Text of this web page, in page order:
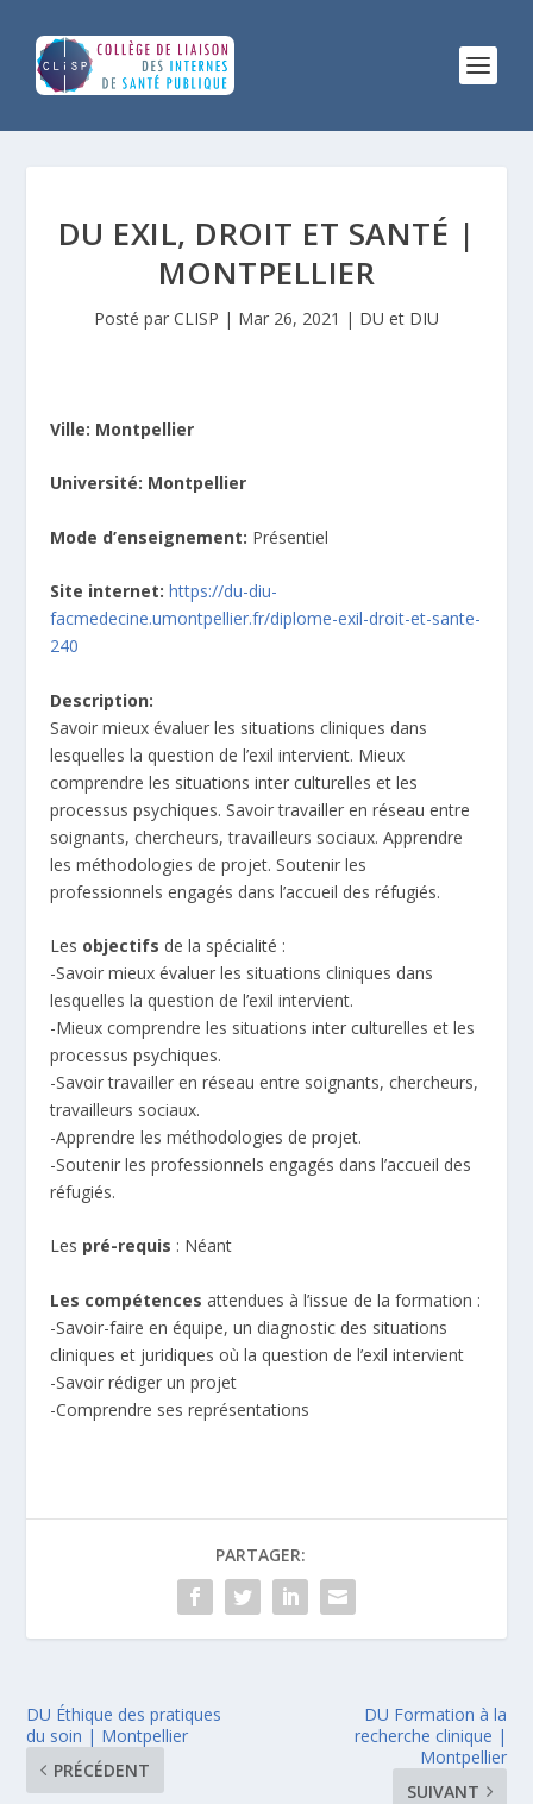
DU EXIL, DROIT ET SANTÉ |
MONTPELLIER
Posté par CLISP | Mar 26, 2021 | DU et DIU
Ville: Montpellier
Université: Montpellier
Mode d’enseignement: Présentiel
Site internet:https://du-diu-
facmedecine.umontpellier.fr/diplome-exil-droit-et-sante-
240
Description:
Savoir mieux évaluer les situations cliniques dans
lesquelles la question de l’exil intervient. Mieux
comprendre les situations inter culturelles et les
processus psychiques. Savoir travailler en réseau entre
soignants, chercheurs, travailleurs sociaux. Apprendre
les méthodologies de projet. Soutenir les
professionnels engagés dans l’accueil des réfugiés.
Les objectifs de la spécialité :
-Savoir mieux évaluer les situations cliniques dans
lesquelles la question de l’exil intervient.
-Mieux comprendre les situations inter culturelles et les
processus psychiques.
-Savoir travailler en réseau entre soignants, chercheurs,
travailleurs sociaux.
-Apprendre les méthodologies de projet.
-Soutenir les professionnels engagés dans l’accueil des
réfugiés.
Les pré-requis : Néant
Les compétences attendues à l’issue de la formation :
-Savoir-faire en équipe, un diagnostic des situations
cliniques et juridiques où la question de l’exil intervient
-Savoir rédiger un projet
-Comprendre ses représentations
PARTAGER:
DU Éthique des pratiques
du soin | Montpellier
PRÉCÉDENT
DU Formation à la
recherche clinique |
Montpellier
SUIVANT